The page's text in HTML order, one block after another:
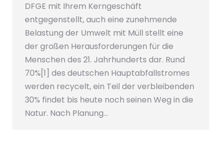
DFGE mit Ihrem Kerngeschäft
entgegenstellt, auch eine zunehmende
Belastung der Umwelt mit Müll stellt eine
der großen Herausforderungen für die
Menschen des 21. Jahrhunderts dar. Rund
70%[1] des deutschen Hauptabfallstromes
werden recycelt, ein Teil der verbleibenden
30% findet bis heute noch seinen Weg in die
Natur. Nach Planung…